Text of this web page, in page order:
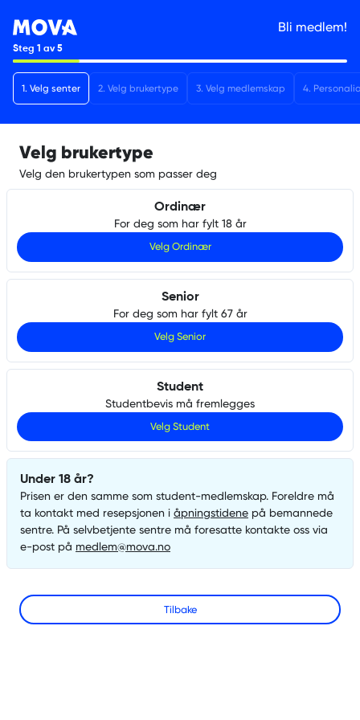
Bli medlem!
Steg 1 av5
1. Velg senter 2. Velg brukertype 3. Velg medlemskap 4.
Velg brukertype
Velg den brukertypen som passer deg
Ordinær
For deg som har fylt 18 år
Velg Ordinær
Senior
For deg som har fylt 67 år
Velg Senior
Student
Studentbevis må fremlegges
Velg Student
Under 18 år?
Prisen er den samme som student-medlemskap. Foreldre må
ta kontakt med resepsjonen i åpningstidene på bemannede
sentre. På selvbetjente sentre må foresatte kontakte oss via
e-post på medlem@mova.no
Tilbake